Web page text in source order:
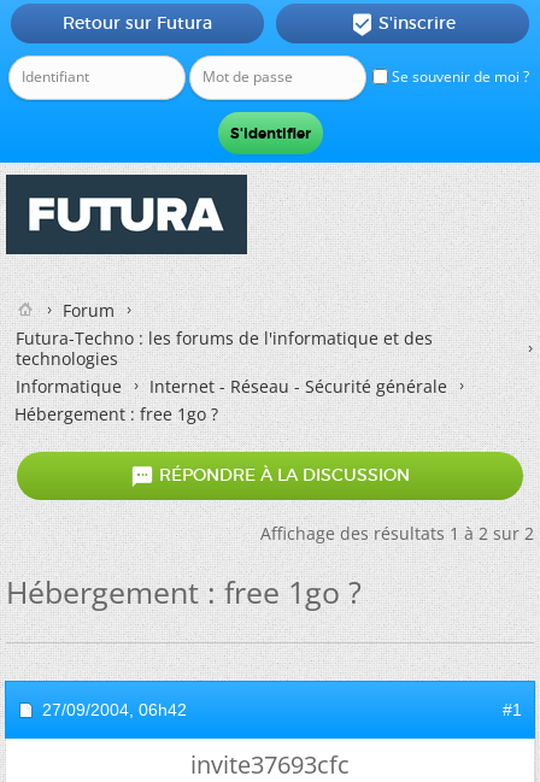
Se souvenir de moi ?
Retour sur Futura  S'inscrire
Forum
Futura-Techno : les forums de l'informatique et des
technologies
Informatique
Internet - Réseau - Sécurité générale
Hébergement : free 1go ?
 RÉPONDRE À LA DISCUSSION
Affichage des résultats 1 à 2 sur 2
Hébergement : free 1go ?
27/09/2004, 06h42 #1
invite37693cfc